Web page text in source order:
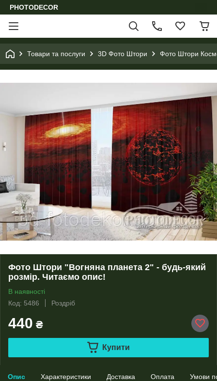
PHOTODECOR
Товари та послуги 3D Фото Штори Фото Штори
Фото Штори "Вогняна планета 2" - будь-який
розмір. Читаємо опис!
В наявності
Код: 5486
Роздріб
440 ₴
Купити
Опис Характеристики Доставка Оплата Умови